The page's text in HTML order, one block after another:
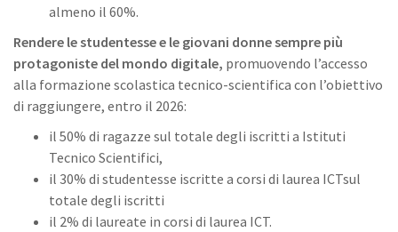
almeno il 60%.
Rendere le studentesse e le giovani donne sempre più
protagoniste del mondo digitale, promuovendo l’accesso
alla formazione scolastica tecnico-scientifica con l’obiettivo
di raggiungere, entro il 2026:
il 50% di ragazze sul totale degli iscritti a Istituti
Tecnico Scientifici,
il 30% di studentesse iscritte a corsi di laurea ICTsul
totale degli iscritti
il 2% di laureate in corsi di laurea ICT.